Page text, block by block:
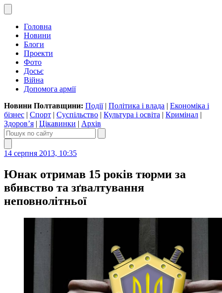
Головна
Новини
Блоги
Проекти
Фото
Досьє
Війна
Допомога армії
Новини Полтавщини: Події| Політика і влада | Економіка і
бізнес | Спорт | Суспільство | Культура і освіта | Кримінал |
Здоров’я | Цікавинки | Архів
14 серпня 2013, 10:35
Юнак отримав 15 років тюрми за
вбивство та зґвалтування
неповнолітньої